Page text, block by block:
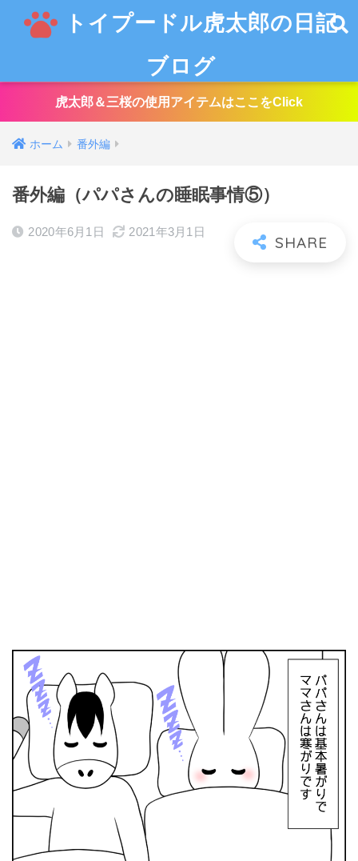
トイプードル虎太郎の日記
ブログ
虎太郎＆三桜の使用アイテムはここをClick
ホーム 番外編
番外編（パパさんの睡眠事情⑤）
2020年6月1日 2021年3月1日